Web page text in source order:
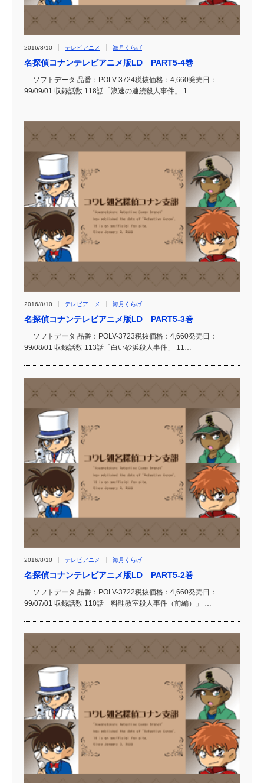
2016/8/10 テレビアニメ 海月くらげ
名探偵コナンテレビアニメ版LD PART5-4巻
ソフトデータ 品番：POLV-3724税抜価格：4,660発売日：
99/09/01 収録話数 118話「浪速の連続殺人事件」 1…
2016/8/10 テレビアニメ 海月くらげ
名探偵コナンテレビアニメ版LD PART5-3巻
ソフトデータ 品番：POLV-3723税抜価格：4,660発売日：
99/08/01 収録話数 113話「白い砂浜殺人事件」 11…
2016/8/10 テレビアニメ 海月くらげ
名探偵コナンテレビアニメ版LD PART5-2巻
ソフトデータ 品番：POLV-3722税抜価格：4,660発売日：
99/07/01 収録話数 110話「料理教室殺人事件（前編）」 …